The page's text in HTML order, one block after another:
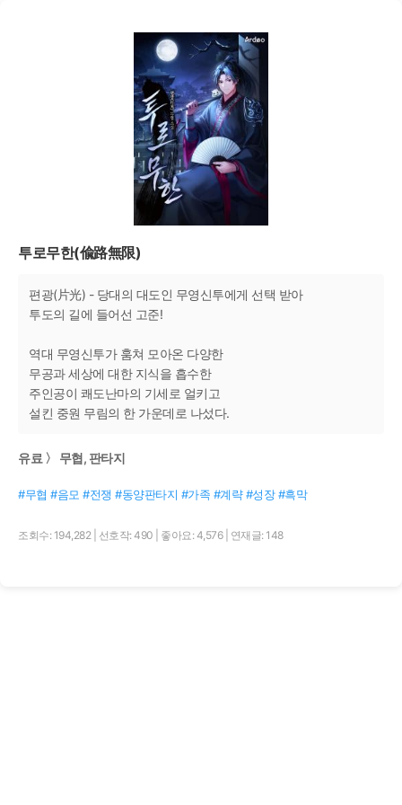
투로무한(偸路無限)
편광(片光) - 당대의 대도인 무영신투에게 선택 받아
투도의 길에 들어선 고준!
역대 무영신투가 훔쳐 모아온 다양한
무공과 세상에 대한 지식을 흡수한
주인공이 쾌도난마의 기세로 얼키고
설킨 중원 무림의 한 가운데로 나섰다.
유료 〉 무협, 판타지
#무협 #음모 #전쟁 #동양판타지 #가족 #계략 #성장 #흑막
조회수: 194,282 선호작: 490 좋아요: 4,576 연재글: 148